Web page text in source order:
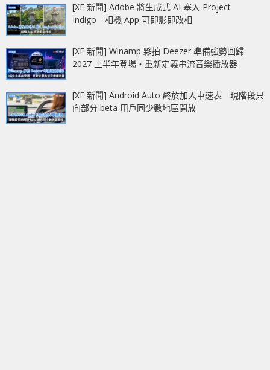
[XF 新聞] Adobe 將生成式 AI 塞入 Project
Indigo 相機 App 可即影即改相
[XF 新聞] Winamp 夥拍 Deezer 準備強勢回歸
2027 上半年登場‧重新定義串流音樂播放器
[XF 新聞] Android Auto 終於加入車速表 現階段只
向部分 beta 用戶同少數地區開放